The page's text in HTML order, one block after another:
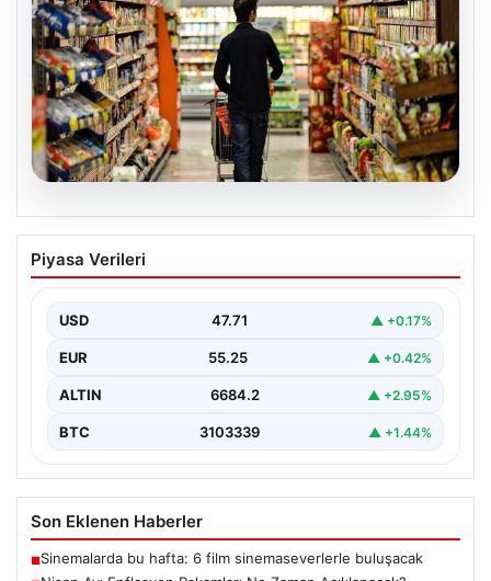
05.08.2026
Nisan Ayı Enflasyon Rakamları Ne
Zaman Açıklanacak? Ekonomistlerin
Türkiye İstatistik Kurumu (TÜİK) tarafından açıklanacak
Piyasa Verileri
USD 47.71 ▲ +0.17%
EUR 55.25 ▲ +0.42%
ALTIN 6684.2 ▲ +2.95%
BTC 3103339 ▲ +1.44%
Son Eklenen Haberler
■Sinemalarda bu hafta: 6 film sinemaseverlerle buluşacak